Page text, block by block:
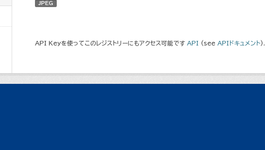
JPEG
API Keyを使ってこのレジストリーにもアクセス可能です API (see APIドキュメント).